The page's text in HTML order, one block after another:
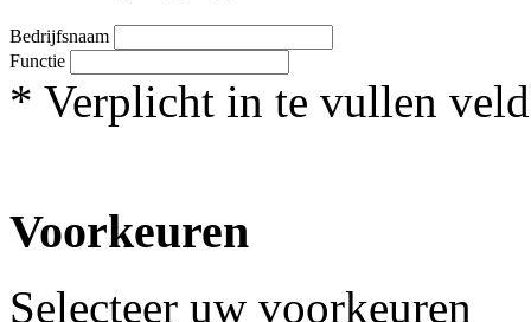
Bedrijfsnaam
Functie
* Verplicht in te vullen
Voorkeuren
Selecteer uw voorkeuren